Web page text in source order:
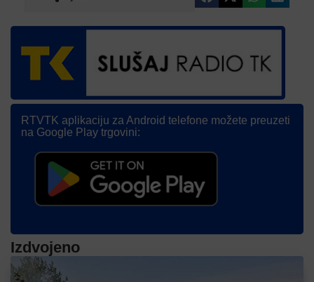
RTVTK aplikaciju za Android telefone možete preuzeti
na Google Play trgovini:
Izdvojeno